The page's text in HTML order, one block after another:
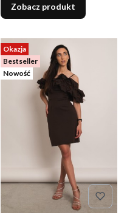
Zobacz produkt
Okazja
Bestseller
Nowość